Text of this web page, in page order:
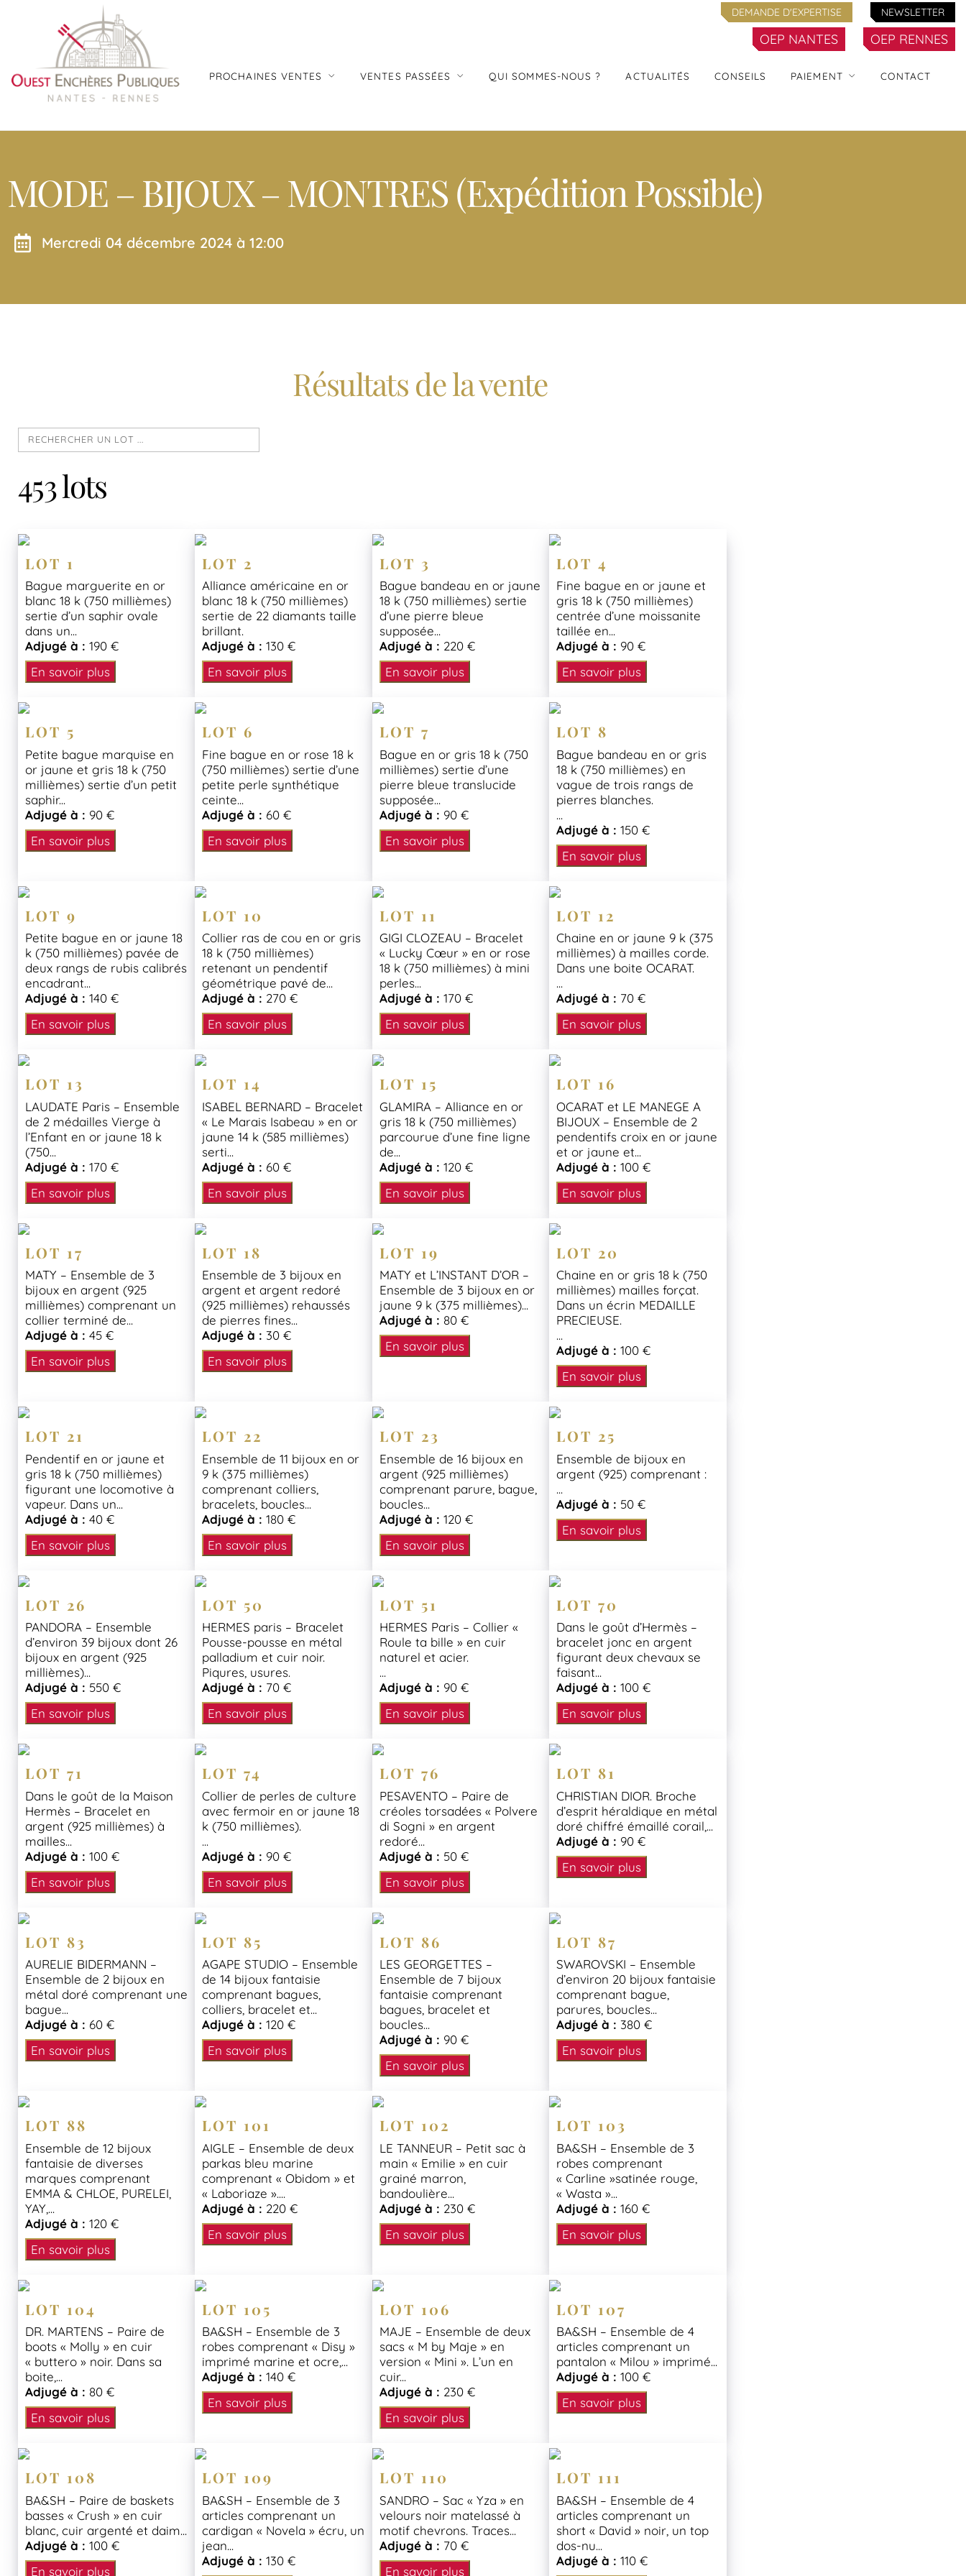
DEMANDE D'EXPERTISE NEWSLETTER
OEP NANTES OEP RENNES
PROCHAINES VENTES VENTES PASSÉES QUI SOMMES-NOUS ? ACTUALITÉS CONSEILS PAIEMENT CONTACT
MODE – BIJOUX – MONTRES (Expédition Possible)
mercredi 04 décembre 2024 à 12:00
Résultats de la vente
453 lots
LOT 1
Bague marguerite en or
blanc 18 k (750 millièmes)
sertie d’un saphir ovale
dans un...
Adjugé à : 190 €
En savoir plus
LOT 2
Alliance américaine en or
blanc 18 k (750 millièmes)
sertie de 22 diamants taille
brillant.
Adjugé à :130 €
En savoir plus
LOT 3
Bague bandeau en or jaune
18 k (750 millièmes) sertie
d’une pierre bleue
supposée...
Adjugé à : 220 €
En savoir plus
LOT 4
Fine bague en or jaune et
gris 18 k (750 millièmes)
centrée d’une moissanite
taillée en...
Adjugé à : 90 €
En savoir plus
LOT 5
Petite bague marquise en
or jaune et gris 18 k (750
millièmes) sertie d’un petit
saphir...
Adjugé à : 90 €
En savoir plus
LOT 6
Fine bague en or rose 18 k
(750 millièmes) sertie d’une
petite perle synthétique
ceinte...
Adjugé à : 60 €
En savoir plus
LOT 7
Bague en or gris 18 k (750
millièmes) sertie d’une
pierre bleue translucide
supposée...
Adjugé à : 90 €
En savoir plus
LOT 8
Bague bandeau en or gris
18 k (750 millièmes) en
vague de trois rangs de
pierres blanches.
...
Adjugé à :150 €
En savoir plus
LOT 9
Petite bague en or jaune 18
k (750 millièmes) pavée de
deux rangs de rubis calibrés
encadrant...
Adjugé à : 140 €
En savoir plus
LOT 10
Collier ras de cou en or gris
18 k (750 millièmes)
retenant un pendentif
géométrique pavé de...
Adjugé à : 270 €
En savoir plus
LOT 11
GIGI CLOZEAU – Bracelet
« Lucky Cœur » en or rose
18 k (750 millièmes) à mini
perles...
Adjugé à : 170 €
En savoir plus
LOT 12
Chaine en or jaune 9 k (375
millièmes) à mailles corde.
Dans une boite OCARAT.
...
Adjugé à : 70 €
En savoir plus
LOT 13
LAUDATE Paris – Ensemble
de 2 médailles Vierge à
l’Enfant en or jaune 18 k
(750...
Adjugé à : 170 €
En savoir plus
LOT 14
ISABEL BERNARD – Bracelet
« Le Marais Isabeau » en or
jaune 14 k (585 millièmes)
serti...
Adjugé à : 60 €
En savoir plus
LOT 15
GLAMIRA – Alliance en or
gris 18 k (750 millièmes)
parcourue d’une fine ligne
de...
Adjugé à : 120 €
En savoir plus
LOT 16
OCARAT et LE MANEGE A
BIJOUX – Ensemble de 2
pendentifs croix en or jaune
et or jaune et...
Adjugé à :100 €
En savoir plus
LOT 17
MATY – Ensemble de 3
bijoux en argent (925
millièmes) comprenant un
collier terminé de...
Adjugé à : 45 €
En savoir plus
LOT 18
Ensemble de 3 bijoux en
argent et argent redoré
(925 millièmes) rehaussés
de pierres fines...
Adjugé à : 30 €
En savoir plus
LOT 19
MATY et L’INSTANT D’OR –
Ensemble de 3 bijoux en or
jaune 9 k (375 millièmes)...
Adjugé à : 80 €
En savoir plus
LOT 20
Chaine en or gris 18 k (750
millièmes) mailles forçat.
Dans un écrin MEDAILLE
PRECIEUSE.
...
Adjugé à :100 €
En savoir plus
LOT 21
Pendentif en or jaune et
gris 18 k (750 millièmes)
figurant une locomotive à
vapeur. Dans un...
Adjugé à : 40 €
En savoir plus
LOT 22
Ensemble de 11 bijoux en or
9 k (375 millièmes)
comprenant colliers,
bracelets, boucles...
Adjugé à :180 €
En savoir plus
LOT 23
Ensemble de 16 bijoux en
argent (925 millièmes)
comprenant parure, bague,
boucles...
Adjugé à : 120 €
En savoir plus
LOT 25
Ensemble de bijoux en
argent (925) comprenant :
...
Adjugé à : 50 €
En savoir plus
LOT 26
PANDORA – Ensemble
d’environ 39 bijoux dont 26
bijoux en argent (925
millièmes)...
Adjugé à : 550 €
En savoir plus
LOT 50
HERMES paris – Bracelet
Pousse-pousse en métal
palladium et cuir noir.
Piqures, usures.
Adjugé à : 70 €
En savoir plus
LOT 51
HERMES Paris – Collier «
Roule ta bille » en cuir
naturel et acier.
...
Adjugé à : 90 €
En savoir plus
LOT 70
Dans le goût d’Hermès –
bracelet jonc en argent
figurant deux chevaux se
faisant...
Adjugé à :100 €
En savoir plus
LOT 71
Dans le goût de la Maison
Hermès – Bracelet en
argent (925 millièmes) à
mailles...
Adjugé à : 100 €
En savoir plus
LOT 74
Collier de perles de culture
avec fermoir en or jaune 18
k (750 millièmes).
...
Adjugé à : 90 €
En savoir plus
LOT 76
PESAVENTO – Paire de
créoles torsadées « Polvere
di Sogni » en argent
redoré...
Adjugé à : 50 €
En savoir plus
LOT 81
CHRISTIAN DIOR. Broche
d’esprit héraldique en métal
doré chiffré émaillé corail,...
Adjugé à : 90 €
En savoir plus
LOT 83
AURELIE BIDERMANN –
Ensemble de 2 bijoux en
métal doré comprenant une
bague...
Adjugé à : 60 €
En savoir plus
LOT 85
AGAPE STUDIO – Ensemble
de 14 bijoux fantaisie
comprenant bagues,
colliers, bracelet et...
Adjugé à :120 €
En savoir plus
LOT 86
LES GEORGETTES –
Ensemble de 7 bijoux
fantaisie comprenant
bagues, bracelet et
boucles...
Adjugé à : 90 €
En savoir plus
LOT 87
SWAROVSKI – Ensemble
d’environ 20 bijoux fantaisie
comprenant bague,
parures, boucles...
Adjugé à : 380 €
En savoir plus
LOT 88
Ensemble de 12 bijoux
fantaisie de diverses
marques comprenant
EMMA & CHLOE, PURELEI,
YAY,...
Adjugé à : 120 €
En savoir plus
LOT 101
AIGLE – Ensemble de deux
parkas bleu marine
comprenant « Obidom » et
« Laboriaze »....
Adjugé à : 220 €
En savoir plus
LOT 102
LE TANNEUR – Petit sac à
main « Emilie » en cuir
grainé marron,
bandoulière...
Adjugé à : 230 €
En savoir plus
LOT 103
BA&SH – Ensemble de 3
robes comprenant
« Carline »satinée rouge,
« Wasta »...
Adjugé à :160 €
En savoir plus
LOT 104
DR. MARTENS – Paire de
boots « Molly » en cuir
« buttero » noir. Dans sa
boite,...
Adjugé à : 80 €
En savoir plus
LOT 105
BA&SH – Ensemble de 3
robes comprenant « Disy »
imprimé marine et ocre,...
Adjugé à :140 €
En savoir plus
LOT 106
MAJE – Ensemble de deux
sacs « M by Maje » en
version « Mini ». L’un en
cuir...
Adjugé à : 230 €
En savoir plus
LOT 107
BA&SH – Ensemble de 4
articles comprenant un
pantalon « Milou » imprimé...
Adjugé à :100 €
En savoir plus
LOT 108
BA&SH – Paire de baskets
basses « Crush » en cuir
blanc, cuir argenté et daim...
Adjugé à : 100 €
En savoir plus
LOT 109
BA&SH – Ensemble de 3
articles comprenant un
cardigan « Novela » écru, un
jean...
Adjugé à :130 €
LOT 110
SANDRO – Sac « Yza » en
velours noir matelassé à
motif chevrons. Traces...
Adjugé à : 70 €
En savoir plus
LOT 111
BA&SH – Ensemble de 4
articles comprenant un
short « David » noir, un top
dos-nu...
Adjugé à :110 €